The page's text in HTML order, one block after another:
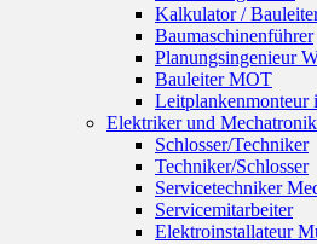
Kalkulator /
Baumaschinenführer
Planungsingenieur
Bauleiter MOT
Leitplankenmonteur
Elektriker und
Schlosser/Techniker
Techniker/Schlosser
Servicetechniker
Servicemitarbeiter
Elektroinstallateur